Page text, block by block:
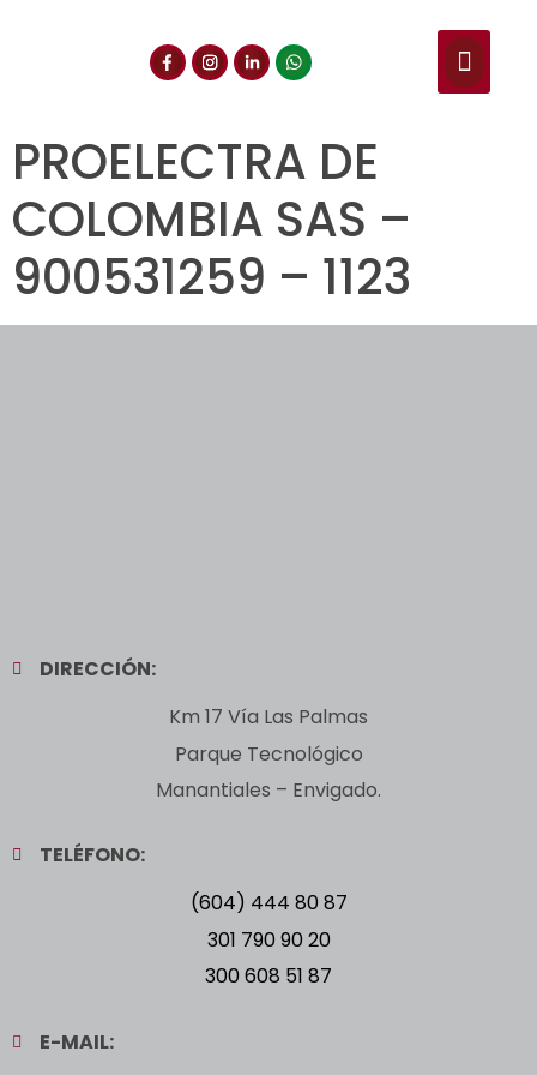
PROELECTRA DE
COLOMBIA SAS –
900531259 – 1123
DIRECCIÓN:
Km 17 Vía Las Palmas
Parque Tecnológico
Manantiales – Envigado.
TELÉFONO:
(604) 444 80 87
301 790 90 20
300 608 51 87
E-MAIL: